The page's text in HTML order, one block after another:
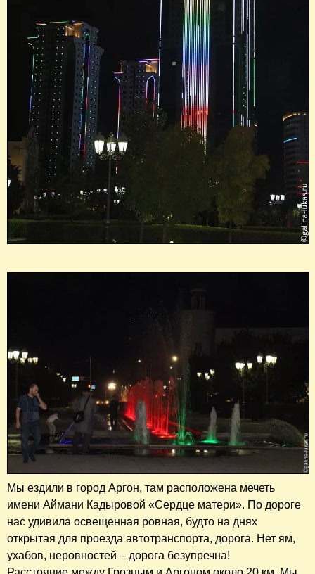
Мы ездили в город Аргон, там расположена мечеть
имени Аймани Кадыровой «Сердце матери». По дороге
нас удивила освещенная ровная, будто на днях
открытая для проезда автотранспорта, дорога. Нет ям,
ухабов, неровностей – дорога безупречна!